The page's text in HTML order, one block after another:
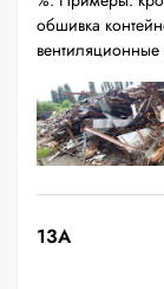
обшивка
вентиляционные
13А